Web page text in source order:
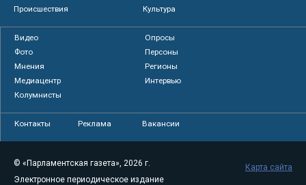
Происшествия
Культура
Видео
Опросы
Фото
Персоны
Мнения
Регионы
Медиацентр
Интервью
Колумнисты
Контакты Реклама Вакансии
© «Парламентская газета», 2026 г.
Электронное периодическое издание
Карта сайта